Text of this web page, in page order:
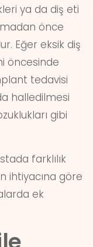
ya da diş eti
önce
Eğer eksik diş
öncesinde
tedavisi
halledilmesi
gibi
farklılık
ihtiyacına göre
ek